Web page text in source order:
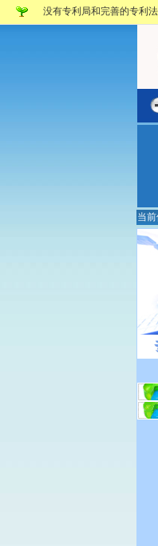
没有专利局和完善的专利
当前